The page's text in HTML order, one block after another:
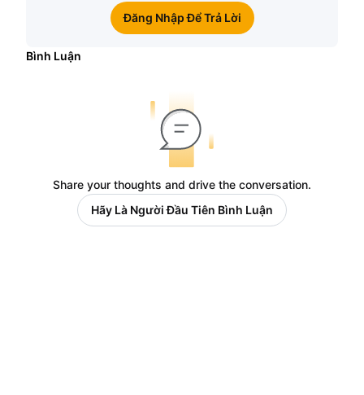
Đăng Nhập Để Trả Lời
Bình Luận
Share your thoughts and drive the conversation.
Hãy Là Người Đầu Tiên Bình Luận